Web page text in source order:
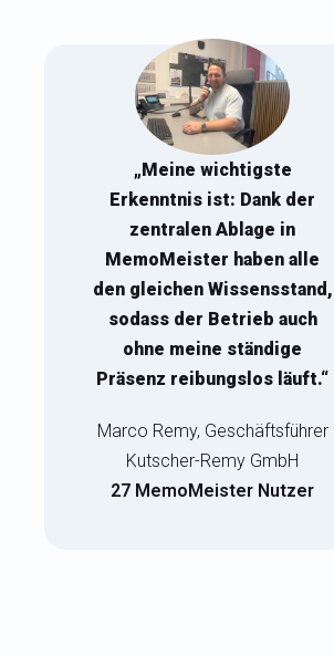
„Meine wichtigste
Erkenntnis ist: Dank der
zentralen Ablage in
MemoMeister haben alle
den gleichen Wissensstand,
sodass der Betrieb auch
ohne meine ständige
Präsenz reibungslos läuft.“
Marco Remy, Geschäftsführer
Kutscher-Remy GmbH
27 MemoMeister Nutzer